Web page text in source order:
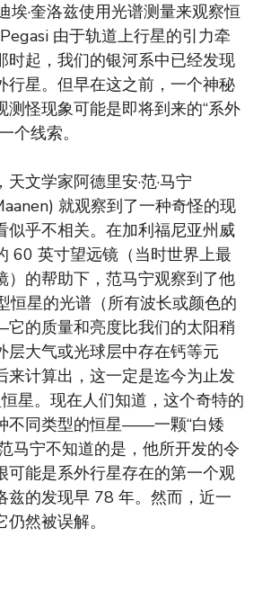
埃·奎洛兹使用光谱测量来观察恒
由于轨道上行星的引力牵
时起，我们的银河系中已经发现
行星。但早在这之前，一个神秘
测怪现象可能是即将到来的“系外
个线索。
文学家阿德里安·范·马宁
就观察到了一种奇怪的现
似乎不相关。在加利福尼亚州威
60 英寸望远镜（当时世界上最
）的帮助下，范马宁观察到了他
恒星的光谱（所有波长或颜色的
的质量和亮度比我们的太阳稍
层大气或光球层中存在钙等元
来计算出，这一定是迄今为止发
星。现在人们知道，这个奇特的
不同类型的恒星——一颗“白矮
马宁不知道的是，他所开发的令
可能是系外行星存在的第一个观
兹的发现早 78 年。然而，近一
然被误解。